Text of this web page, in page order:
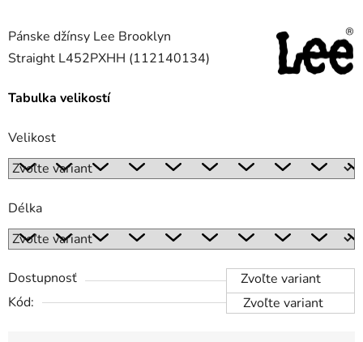
Pánske džínsy Lee Brooklyn
Straight L452PXHH (112140134)
Tabulka velikostí
Velikost
Délka
Dostupnosť
Zvoľte variant
Kód:
Zvoľte variant